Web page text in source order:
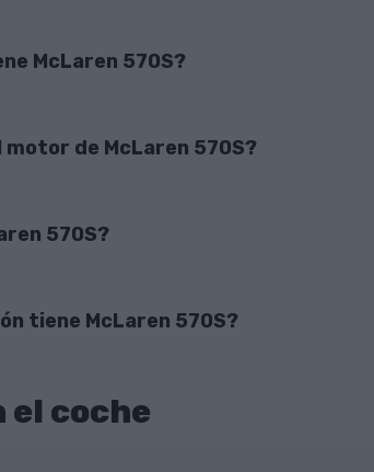
McLaren 570S?
motor de McLaren 570S?
570S?
tiene McLaren 570S?
el coche